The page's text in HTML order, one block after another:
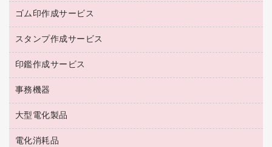
作業用雑貨
梱包用品
梱包用テープ
園芸用品
ペット用品
ミルク・シュガー
ソフトドリンク
コーヒーメーカー・備品
インスタントコーヒー
台所用洗剤
掃除用品
掃除用洗剤
洗濯用品
消臭・芳香剤
殺虫剤
飲食用消耗品
カウネットキャラクター商品
ゴム印作成サービス
ゴム印作成サービス
ゴム印（一行印）作成サービス
ゴム印（フリーサイズ印）作成サービス
スタンプ作成サービス
シヤチハタスタンプ作成サービス
カウネットスタンプ作成サービス
印鑑作成サービス
印鑑作成サービス
事務機器
大型シュレッダー（共配）
レーザーポインター
大型電化製品
冷蔵庫・キッチン・調理家電
電化消耗品